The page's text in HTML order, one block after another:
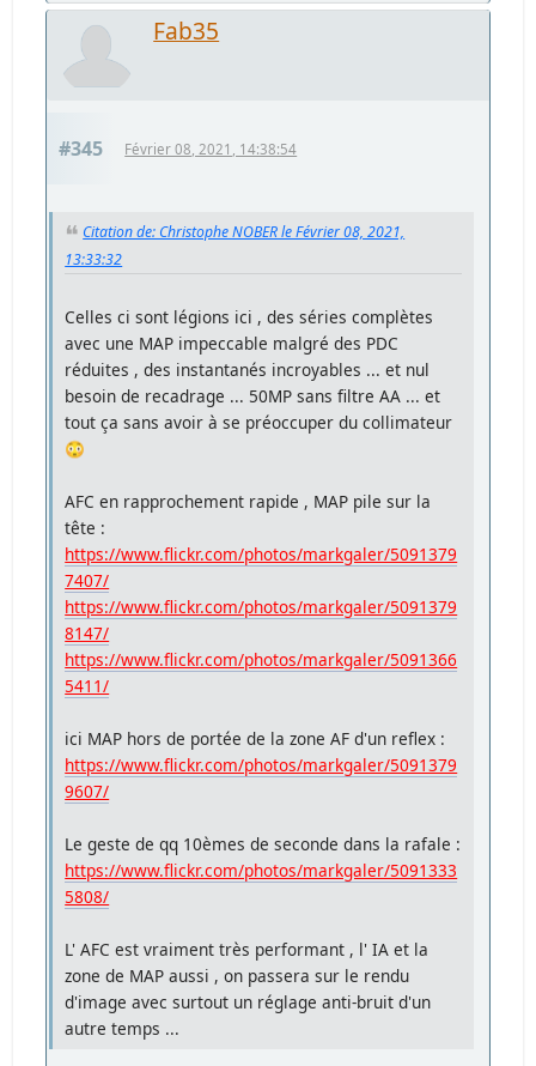
Fab35
#345 Février 08, 2021, 14:38:54
Citation de: Christophe NOBER le Février 08, 2021,
13:33:32
Celles ci sont légions ici , des séries complètes
avec une MAP impeccable malgré des PDC
réduites , des instantanés incroyables ... et nul
besoin de recadrage ... 50MP sans filtre AA ... et
tout ça sans avoir à se préoccuper du collimateur
😳
AFC en rapprochement rapide , MAP pile sur la
tête :
https://www.flickr.com/photos/markgaler/5091379
7407/
https://www.flickr.com/photos/markgaler/5091379
8147/
https://www.flickr.com/photos/markgaler/5091366
5411/
ici MAP hors de portée de la zone AF d'un reflex :
https://www.flickr.com/photos/markgaler/5091379
9607/
Le geste de qq 10èmes de seconde dans la rafale :
https://www.flickr.com/photos/markgaler/5091333
5808/
L' AFC est vraiment très performant , l' IA et la
zone de MAP aussi , on passera sur le rendu
d'image avec surtout un réglage anti-bruit d'un
autre temps ...